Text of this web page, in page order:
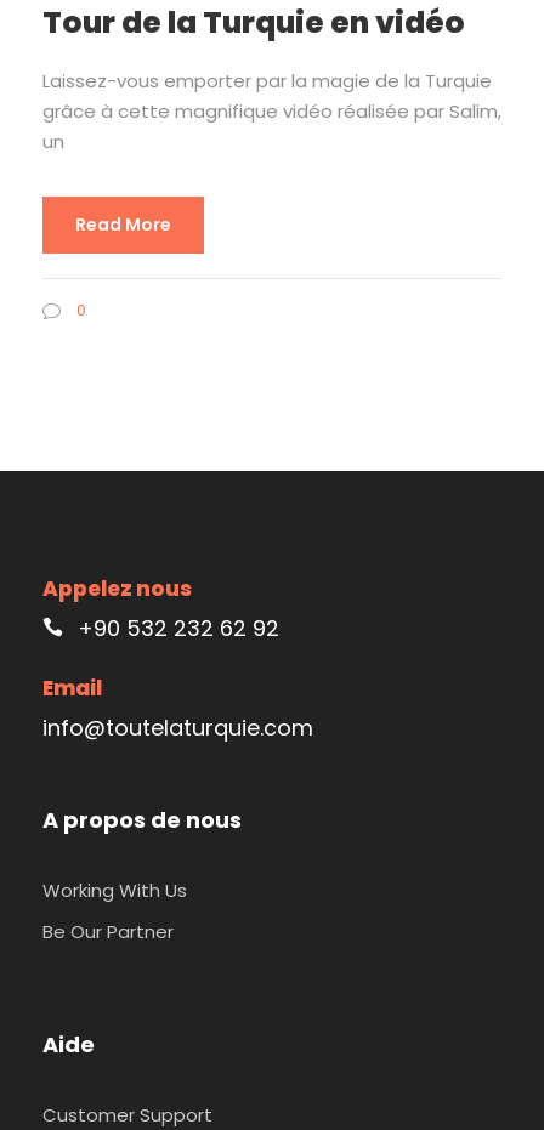
Tour de la Turquie en vidéo
Laissez-vous emporter par la magie de la Turquie
grâce à cette magnifique vidéo réalisée par Salim,
un
Read More
0
Appelez nous
+90 532 232 62 92
Email
info@toutelaturquie.com
A propos de nous
Working With Us
Be Our Partner
Aide
Customer Support